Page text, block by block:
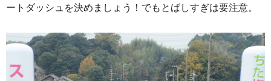
ートダッシュを決めましょう！でもとばしすぎは要注意。